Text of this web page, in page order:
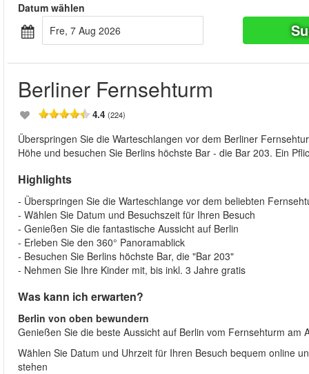
Datum wählen
Fre, 7 Aug 2026
Berliner Fernsehturm
4.4 (224)
Überspringen Sie die Warteschlangen vor dem Berliner
Höhe und besuchen Sie Berlins höchste Bar - die Bar 203. Ein
Highlights
- Überspringen Sie die Warteschlange vor dem beliebten
- Wählen Sie Datum und Besuchszeit für Ihren Besuch
- Genießen Sie die fantastische Aussicht auf Berlin
- Erleben Sie den 360° Panoramablick
- Besuchen Sie Berlins höchste Bar, die "Bar 203"
- Nehmen Sie Ihre Kinder mit, bis inkl. 3 Jahre gratis
Was kann ich erwarten?
Berlin von oben bewundern
Genießen Sie die beste Aussicht auf Berlin vom Fernsehturm am
Wählen Sie Datum und Uhrzeit für Ihren Besuch bequem online
stehen